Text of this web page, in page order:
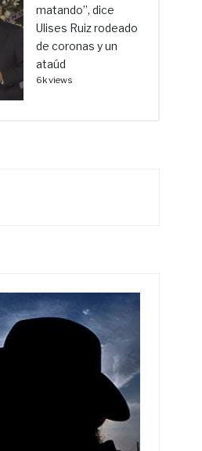
matando”, dice
Ulises Ruiz rodeado
de coronas y un
ataúd
6k views